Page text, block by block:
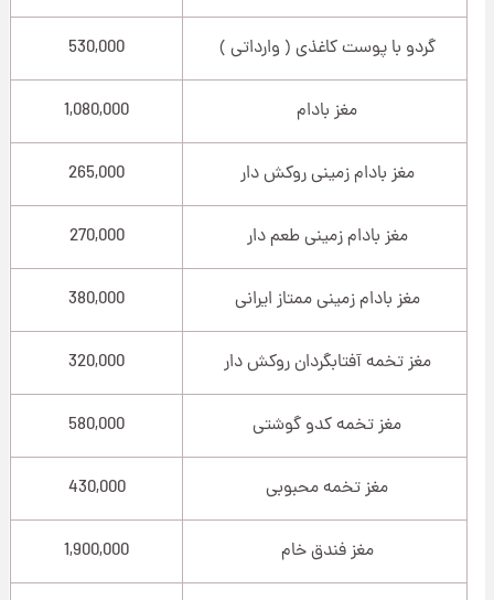
گردو با پوست کاغذی ( وارداتی ) 530,000
مغز بادام 1,080,000
مغز بادام زمینی روکش دار 265,000
مغز بادام زمینی طعم دار 270,000
مغز بادام زمینی ممتاز ایرانی 380,000
مغز تخمه آفتابگردان روکش دار 320,000
مغز تخمه کدو گوشتی 580,000
مغز تخمه محبوبی 430,000
مغز فندق خام 1,900,000